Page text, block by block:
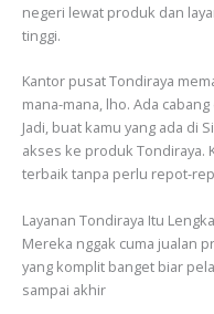
negeri lewat produk dan
tinggi.
Kantor pusat Tondiraya
mana-mana, lho. Ada
Jadi, buat kamu yang ada di
akses ke produk Tondiraya.
terbaik tanpa perlu repot-
Layanan Tondiraya Itu
Mereka nggak cuma jualan
yang komplit banget biar
sampai akhir